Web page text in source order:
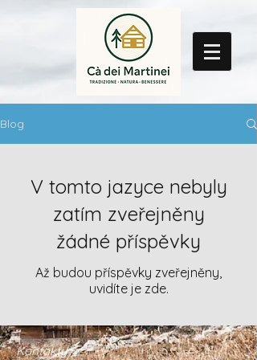
Blog
V tomto jazyce nebyly
zatím zveřejněny
žádné příspěvky
Až budou příspěvky zveřejněny,
uvidíte je zde.
Kontakty